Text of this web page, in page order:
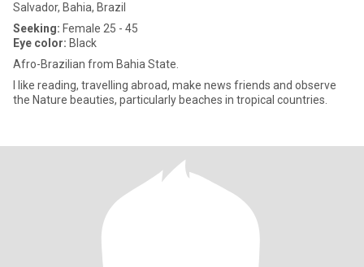
Salvador, Bahia, Brazil
Seeking: Female 25 - 45
Eye color: Black
Afro-Brazilian from Bahia State.
I like reading, travelling abroad, make news friends and observe
the Nature beauties, particularly beaches in tropical countries.